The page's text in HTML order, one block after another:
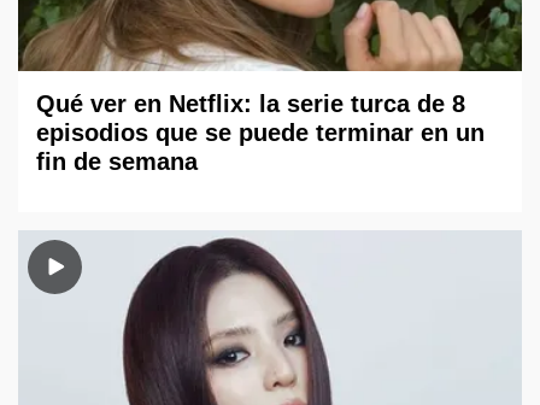
Qué ver en Netflix: la serie turca de 8
episodios que se puede terminar en un
fin de semana